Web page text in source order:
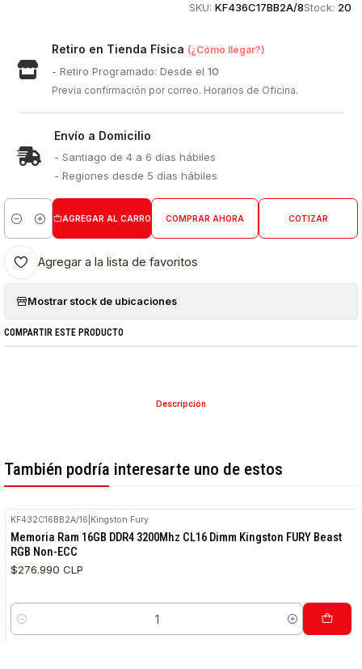
SKU: KF436C17BB2A/8Stock: 20
Retiro en Tienda Física (¿Cómo llegar?)
- Retiro Programado: Desde el10
Previa confirmación por correo. Horarios de Oficina.
Envío a Domicilio
- Santiago de 4 a 6 días hábiles
- Regiones desde 5 días hábiles
Cantidad
AGREGAR AL CARRO COMPRAR AHORA COTIZAR
Agregar a la lista de favoritos
Mostrar stock de ubicaciones
COMPARTIR ESTE PRODUCTO
Descripción
También podría interesarte uno de estos
KF432C16BB2A/16 Kingston Fury
Memoria Ram 16GB DDR4 3200Mhz CL16 Dimm Kingston FURY Beast
RGB Non-ECC
$276.990 CLP
Cantidad